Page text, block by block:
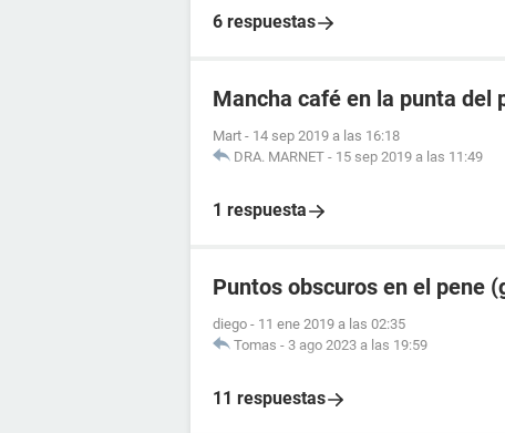
6 respuestas
Mancha café en la punta del
Mart - 14 sep 2019 a las 16:18
DRA. MARNET - 15 sep 2019 a las 11:49
1 respuesta
Puntos obscuros en el pene
diego - 11 ene 2019 a las 02:35
Tomas - 3 ago 2023 a las 19:59
11 respuestas